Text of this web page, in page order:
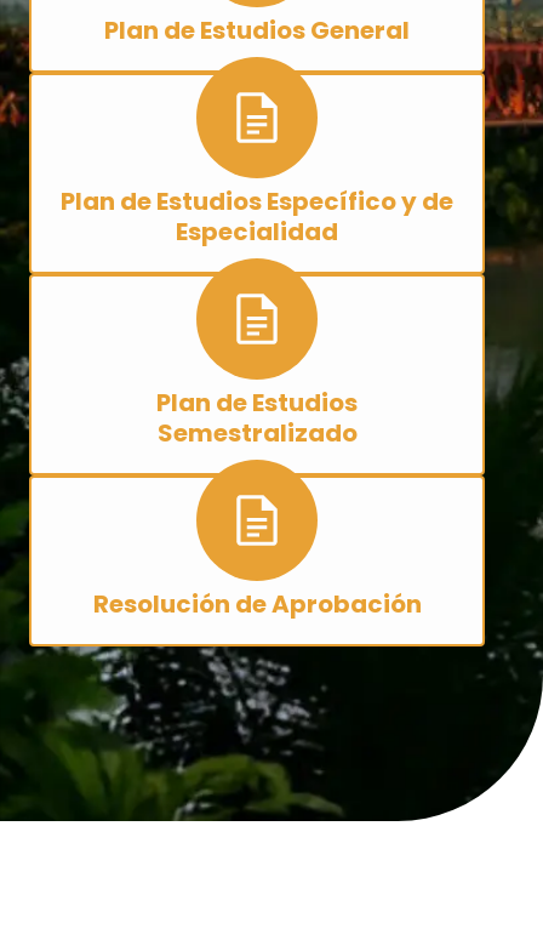
Plan de Estudios General
Plan de Estudios Específico y de
Especialidad
Plan de Estudios
Semestralizado
Resolución de Aprobación